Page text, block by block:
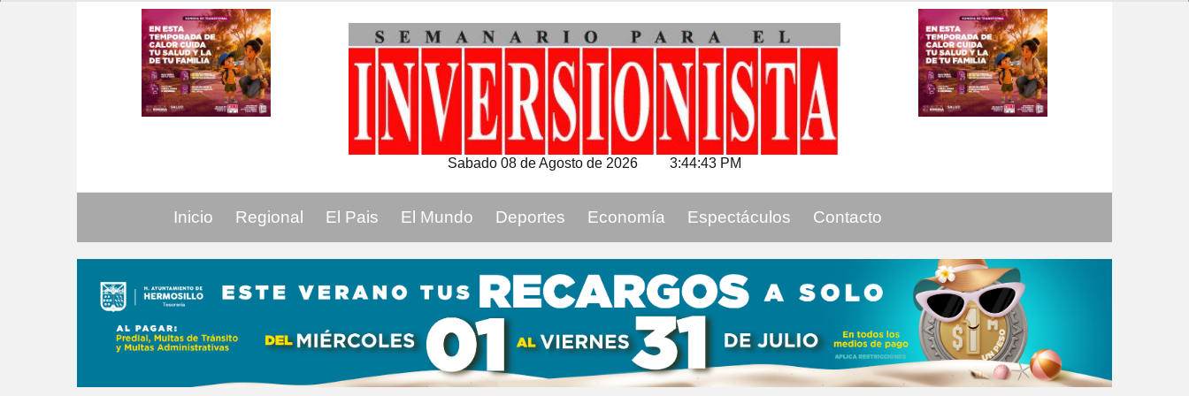
Sabado 08 de Agosto de 2026 3:44:44 PM
Inicio Regional El Pais El Mundo Deportes Economía Espectáculos Contacto